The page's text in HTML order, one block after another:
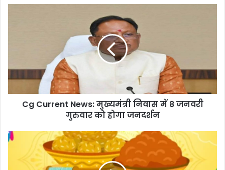
8
जनवरी
गुरुवार
Cg Current News: मुख्यमंत्री निवास में 8 जनवरी
गुरुवार को होगा जनदर्शन
Makar
Daan